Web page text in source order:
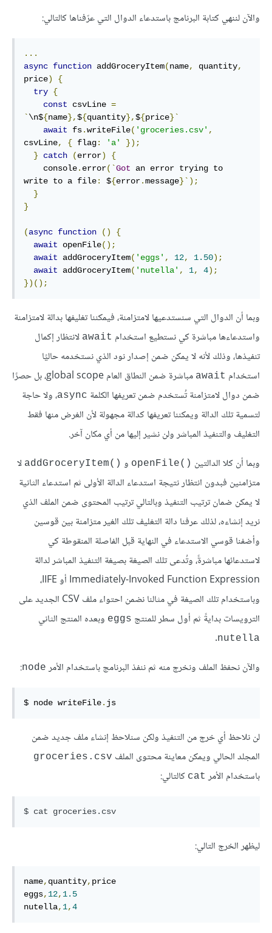
والآن لننهي كتابة البرنامج باستدعاء الدوال التي عرّفناها كالتالي:
...
async function addGroceryItem(name, quantity,
price)
{
try {
const csvLine =
`\n${name},${quantity},${price}`
await fs.writeFile( 'groceries.csv' ,
csvLine, { flag: 'a'
});
}
catch (error)
{
    console
. error(`Got an error trying to
write to a file: ${error.message}`);
}
}
(async function ()
{
await openFile();
await addGroceryItem( 'eggs' , 12, 1.50);
await addGroceryItem( 'nutella' , 1, 4);
})();
وبما أن الدوال التي سنستدعيها لامتزامنة، فيمكننا تغليفها بدالة لامتزامنة
واستدعاءها مباشرة كي نستطيع استخدام ‎await‎ لانتظار إكمال
تنفيذها، وذلك لأنه لا يمكن ضمن إصدار نود الذي نستخدمه حاليًا
استخدام await
مباشرة ضمن النطاق العام global scope، بل حصرًا
ضمن دوال لامتزامنة تُستخدم ضمن تعريفها الكلمة async، ولا حاجة
لتسمية تلك الدالة ويمكننا تعريفها كدالة مجهولة لأن الغرض منها فقط
التغليف والتنفيذ المباشر ولن نشير إليها من أي مكان آخر.
وبما أن كلا الدالتين ‎openFile()‎ و ‎addGroceryItem()‎ لا
متزامنين فبدون انتظار نتيجة استدعاء الدالة الأولى ثم استدعاء الثانية
لا يمكن ضمان ترتيب التنفيذ وبالتالي ترتيب المحتوى ضمن الملف الذي
نريد إنشاءه، لذلك عرفنا دالة التغليف تلك الغير متزامنة بين قوسين
وأضفنا قوسي الاستدعاء في النهاية قبل الفاصلة المنقوطة كي
لاستدعائها مباشرةً، وتُدعى تلك الصيغة بصيغة التنفيذ المباشر لدالة
Immediately-Invoked Function Expression أو IIFE،
وباستخدام تلك الصيغة في مثالنا نضمن احتواء ملف CSV الجديد على
الترويسات بدايةً ثم أول سطر للمنتج ‎eggs‎ وبعده المنتج الثاني
‎nutella‎
.
والآن نحفظ الملف ونخرج منه ثم ننفذ البرنامج باستخدام الأمر ‎node‎
:
$ node writeFile. js
لن نلاحظ أي خرج من التنفيذ ولكن سنلاحظ إنشاء ملف جديد ضمن
المجلد الحالي ويمكن معاينة محتوى الملف ‎groceries.csv‎
باستخدام الأمر ‎cat‎ كالتالي:
ليظهر الخرج التالي:
name, quantity, price
eggs, 12, 1.5
nutella, 1,4